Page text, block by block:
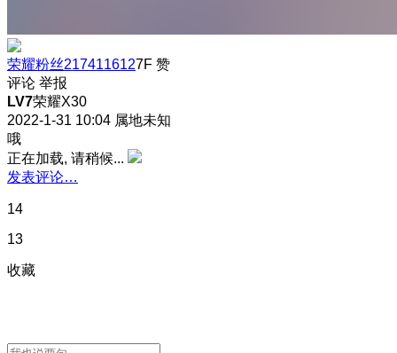
荣耀粉丝2174116127F 赞
评论 举报
LV7荣耀X30
2022-1-31 10:04 属地未知
哦
正在加载, 请稍候...
发表评论…
14
13
收藏